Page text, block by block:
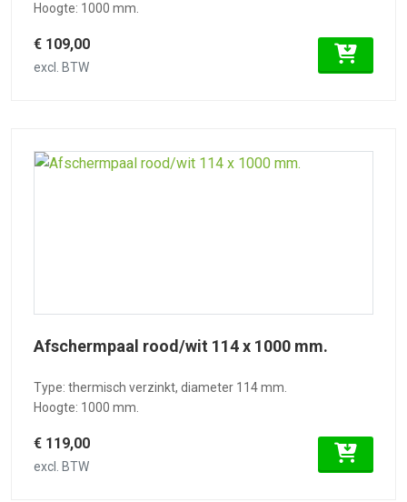
Hoogte: 1000 mm.
€ 109,00
excl. BTW
Afschermpaal rood/wit 114 x 1000 mm.
Type: thermisch verzinkt, diameter 114 mm.
Hoogte: 1000 mm.
€ 119,00
excl. BTW